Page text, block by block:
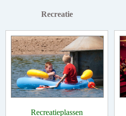
Recreatie
Recreatieplassen